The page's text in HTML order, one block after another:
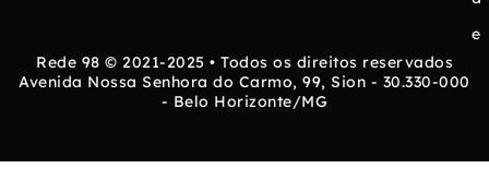
e
Rede 98 © 2021-2025 • Todos os direitos reservados
Avenida Nossa Senhora do Carmo, 99, Sion - 30.330-000
- Belo Horizonte/MG